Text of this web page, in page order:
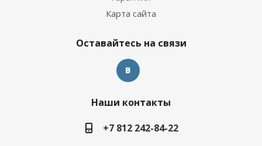
Карта сайта
Оставайтесь на связи
Наши контакты
+7 812 242-84-22